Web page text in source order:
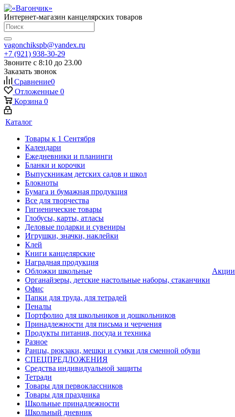
Интернет-магазин канцелярских товаров
vagonchikspb@yandex.ru
+7 (921) 938-30-29
Звоните с 8:10 до 23.00
Заказать звонок
Сравнение0
Отложенные 0
Корзина 0
Каталог
Товары к 1 Сентября
Календари
Ежедневники и планинги
Бланки и корочки
Выпускникам детских садов и школ
Блокноты
Бумага и бумажная продукция
Все для творчества
Гигиенические товары
Глобусы, карты, атласы
Деловые подарки и сувениры
Игрушки, значки, наклейки
Клей
Книги канцелярские
Наградная продукция
Обложки школьные
Органайзеры, детские настольные наборы, стаканчики
Офис
Папки для труда, для тетрадей
Пеналы
Портфолио для школьников и дошкольников
Принадлежности для письма и черчения
Продукты питания, посуда и техника
Разное
Ранцы, рюкзаки, мешки и сумки для сменной обуви
СПЕЦПРЕДЛОЖЕНИЯ
Средства индивидуальной защиты
Тетради
Товары для первоклассников
Товары для праздника
Школьные принадлежности
Школьный дневник
Акции